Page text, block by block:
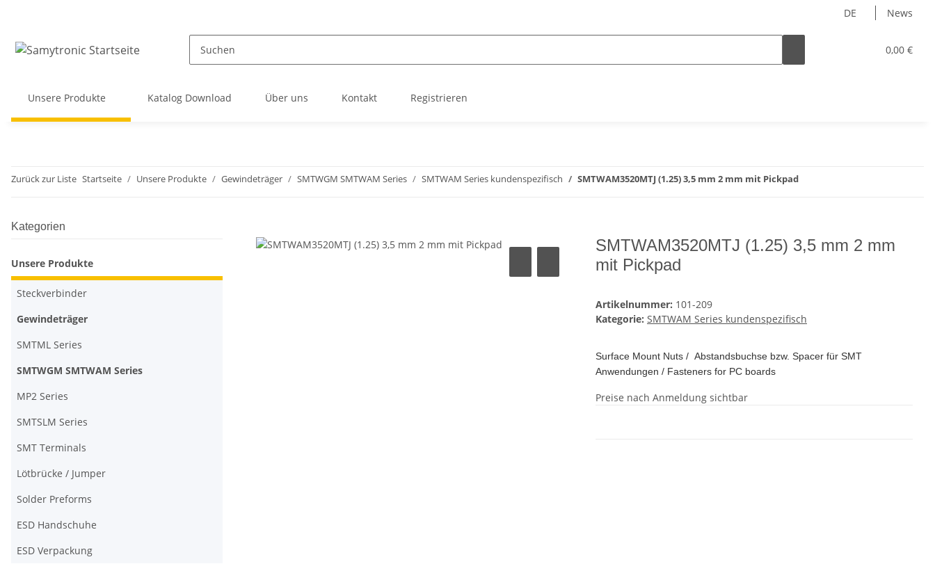
DE News
0,00 €
Unsere Produkte Katalog Download Über uns Kontakt Registrieren
Zurück zur Liste Startseite Unsere Produkte Gewindeträger SMTWGM SMTWAM Series SMTWAM Series kundenspezifisch SMTWAM3520MTJ (1.25) 3,5 mm 2 mm mit Pickpad
SMTWAM3520MTJ (1.25) 3,5 mm 2 mm
mit Pickpad
Artikelnummer: 101-209
Kategorie: SMTWAM Series kundenspezifisch
Surface Mount Nuts / Abstandsbuchse bzw. Spacer für SMT
Anwendungen / Fasteners for PC boards
Preise nach Anmeldung sichtbar
Kategorien
Unsere Produkte
Steckverbinder
Gewindeträger
SMTML Series
SMTWGM SMTWAM Series
MP2 Series
SMTSLM Series
SMT Terminals
Lötbrücke / Jumper
Solder Preforms
ESD Handschuhe
ESD Verpackung